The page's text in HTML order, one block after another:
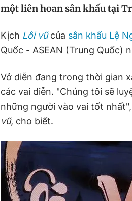
một liên hoan sân khấu tại
Kịch Lôi vũcủa sân khấu Lệ
Quốc - ASEAN (Trung Quốc)
Vở diễn đang trong thời gian
các vai diễn. "Chúng tôi sẽ
những người vào vai tốt
vũ, cho biết.